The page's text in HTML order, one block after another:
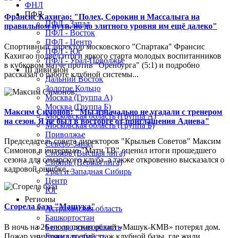
Франсис Кахигао: "Полех, Сорокин и Массалыга на
правильном пути, но до элитного уровня им ещё далеко"
Спортивный директор московского "Спартака" Франсис
Кахигао подвел итоги яркого старта молодых воспитанников
в кубковом матче против "Оренбурга" (5:1) и подробно
рассказал о работе клубной системы...
Максим Симонов: "Мы изначально не угадали с тренером
на сезон. Я не был в восторге от приглашения Адиева"
Председатель совета директоров "Крыльев Советов" Максим
Симонов в интервью "Матч ТВ" оценил итоги прошедшего
сезона для самарского клуба, а также откровенно высказался о
кадровой ошибке...
Сгорела база "Машука"
В ночь на 26 июля пятигорский «Машук-КМВ» потерял дом.
Пожар уничтожил третий этаж клубной базы, где жили
ФНЛ
ПФЛ
ПФЛ - Запад
ПФЛ - Восток
ПФЛ - Центр
ПФЛ - Юг
ПФЛ - Урал-Поволжье
III дивизион
Дальний Восток
Золотое Кольцо
Москва (Группа А)
Москва (Группа Б)
Московская область (Группа А)
Московская область (Группа Б)
Приволжье
Северо-Запад
Сибирь (Высшая лига)
Сибирь (Первая лига)
Урал и Западная Сибирь
Центр
Юг
Регионы
Астраханская область
Башкортостан
Белгородская область
Брянская область